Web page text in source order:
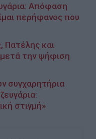
Απόφαση
περήφανος που
Πατέλης και
την ψήφιση
συγχαρητήρια
στιγμή»